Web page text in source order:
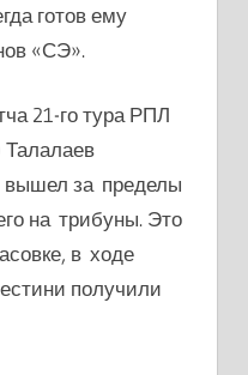
готов ему
«СЭ».
21-го тура РПЛ
вышел за пределы
на трибуны. Это
в ходе
получили